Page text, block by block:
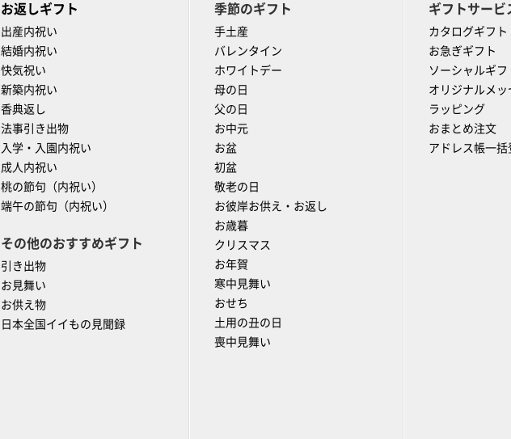
お返しギフト
出産内祝い
結婚内祝い
快気祝い
新築内祝い
香典返し
法事引き出物
入学・入園内祝い
成人内祝い
桃の節句（内祝い）
端午の節句（内祝い）
その他のおすすめギフト
引き出物
お見舞い
お供え物
日本全国イイもの見聞録
季節のギフト
手土産
バレンタイン
ホワイトデー
母の日
父の日
お中元
お盆
初盆
敬老の日
お彼岸お供え・お返し
お歳暮
クリスマス
お年賀
寒中見舞い
おせち
土用の丑の日
喪中見舞い
ギフトサービ
カタログギフト
お急ぎギフト
ソーシャルギフ
オリジナルメッ
ラッピング
おまとめ注文
アドレス帳一括